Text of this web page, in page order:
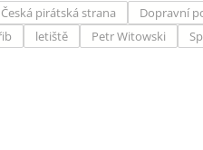
Česká pirátská strana Dopravní
letiště Petr Witowski